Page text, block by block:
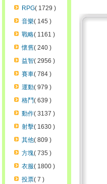
RPG( 1729 )
音樂( 145 )
戰略( 1161 )
懷舊( 240 )
益智( 2956 )
賽車( 784 )
運動( 979 )
格鬥( 639 )
動作( 3137 )
射擊( 1630 )
其他( 809 )
方塊( 735 )
衣服( 1800 )
投票( 7 )